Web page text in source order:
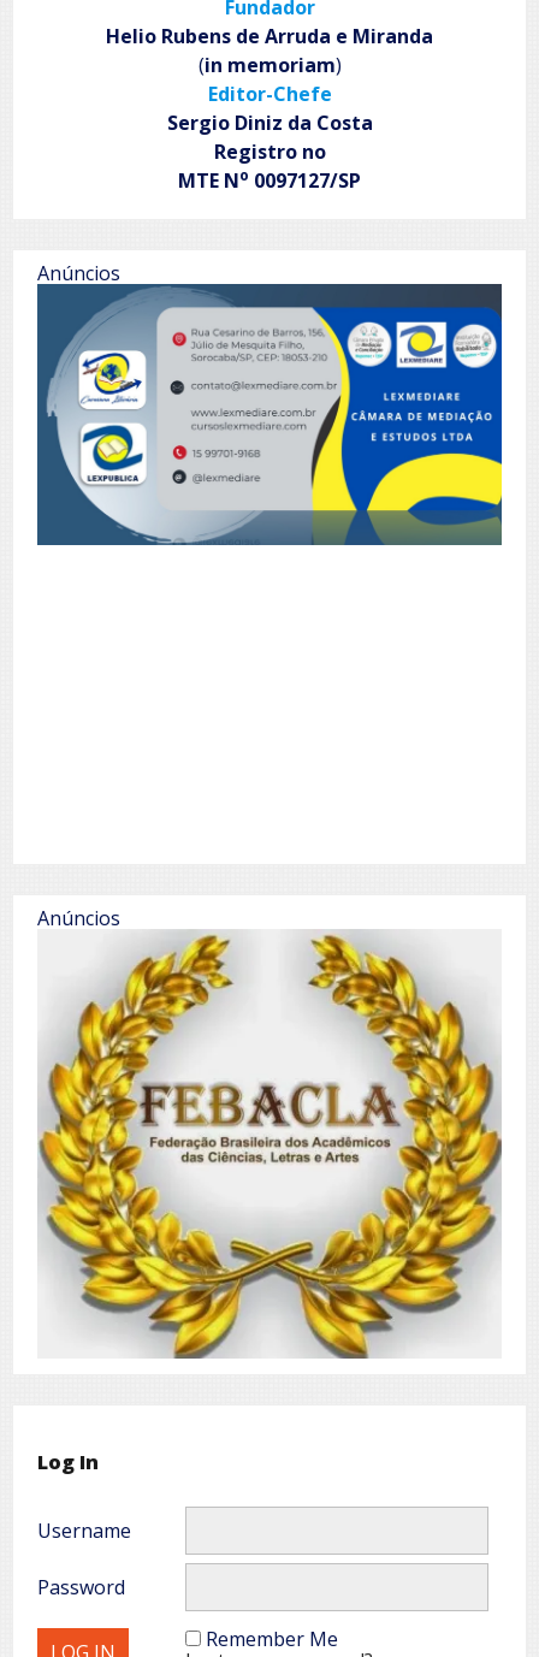
Fundador
Helio Rubens de Arruda e Miranda
(in memoriam)
Editor-Chefe
Sergio Diniz da Costa
Registro no
MTE No 0097127/SP
Anúncios
Anúncios
Log In
Username
Password
Remember Me